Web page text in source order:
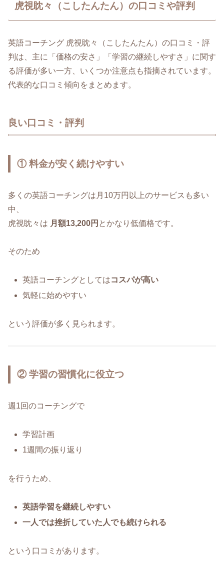
虎視眈々（こしたんたん）の口コミや評判
英語コーチング 虎視眈々（こしたんたん）の口コミ・評
判は、主に「価格の安さ」「学習の継続しやすさ」に関す
る評価が多い一方、いくつか注意点も指摘されています。
代表的な口コミ傾向をまとめます。
良い口コミ・評判
① 料金が安く続けやすい
多くの英語コーチングは月10万円以上のサービスも多い
中、
虎視眈々は 月額13,200円 とかなり低価格です。
そのため
英語コーチングとしてはコスパが高い
気軽に始めやすい
という評価が多く見られます。
② 学習の習慣化に役立つ
週1回のコーチングで
学習計画
1週間の振り返り
を行うため、
英語学習を継続しやすい
一人では挫折していた人でも続けられる
という口コミがあります。